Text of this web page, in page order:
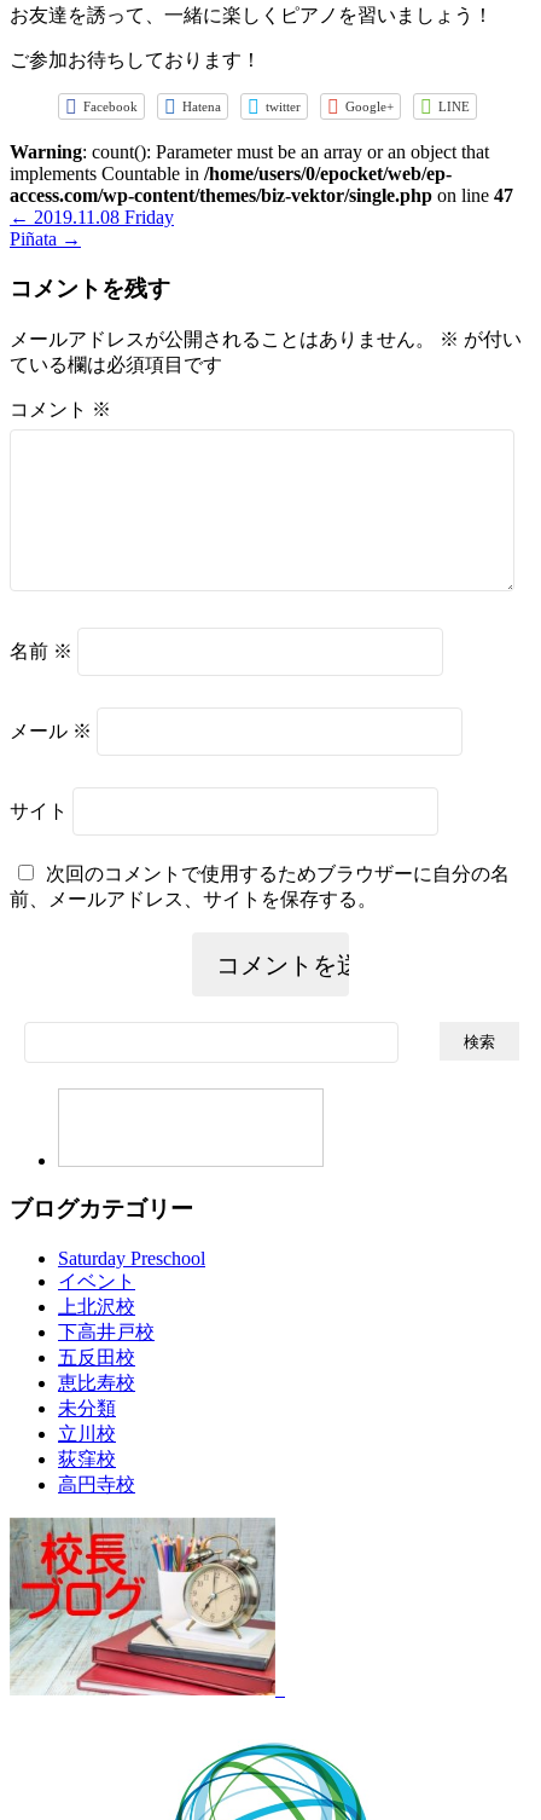
お友達を誘って、一緒に楽しくピアノを習いましょう！
ご参加お待ちしております！
Facebook Hatena twitter Google+ LINE
Warning: count(): Parameter must be an array or an object that
implements Countable in /home/users/0/epocket/web/ep-
access.com/wp-content/themes/biz-vektor/single.php on line 47
← 2019.11.08 Friday
Piñata →
コメントを残す
メールアドレスが公開されることはありません。 ※ が付い
ている欄は必須項目です
コメント ※
名前 ※
メール ※
サイト
次回のコメントで使用するためブラウザーに自分の名
前、メールアドレス、サイトを保存する。
索:
ブログカテゴリー
Saturday Preschool
イベント
上北沢校
下高井戸校
五反田校
恵比寿校
未分類
立川校
荻窪校
高円寺校